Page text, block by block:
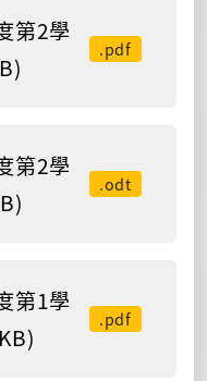
第2學
.pdf
第2學
.odt
第1學
.pdf